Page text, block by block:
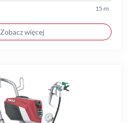
15 m
Zobacz więcej